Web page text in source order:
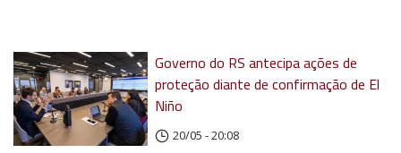
Governo do RS antecipa ações de
proteção diante de confirmação de El
Niño
20/05 - 20:08